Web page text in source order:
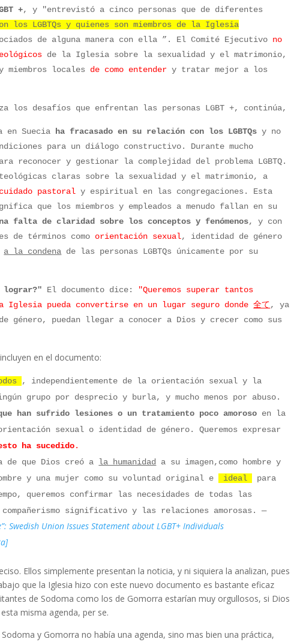
+, y "entrevistó a cinco personas que de diferentes
los LGBTQs y quienes son miembros de la Iglesia
de alguna manera con ella ”. El Comité Ejecutivo no
de la Iglesia sobre la sexualidad y el matrimonio,
locales de como entender y tratar mejor a los
los desafíos que enfrentan las personas LGBT +, continúa,
en Suecia ha fracasado en su relación con los LGBTQs y no
para un diálogo constructivo. Durante mucho
y gestionar la complejidad del problema LGBTQ.
claras sobre la sexualidad y el matrimonio, a
pastoraly espiritual en las congregaciones. Esta
que los miembros y empleados a menudo fallan en su
falta de claridad sobre los conceptos y fenómenos,y con
de términos como orientación sexual, identidad de género
a la condena de las personas LGBTQs únicamente por su
lograr?" El documento dice:
"Queremos superar tantos
Iglesia pueda convertirse en un lugar seguro donde全て, ya
género, puedan llegar a conocer a Dios y crecer como sus
en el documento:
, independientemente de la orientación sexual y la
grupo por desprecio y burla, y mucho menos por abuso.
han sufrido lesiones o un tratamiento poco amoroso en la
sexual o identidad de género. Queremos expresar
ha sucedido.
de que Dios creó a la humanidad
a su imagen,como hombre y
y una mujer como su voluntad original e ideal
para
queremos confirmar las necesidades de todas las
significativo y las relaciones amorosas.—
Swedish Union Issues Statement about LGBT+ Individuals
Ellos simplemente presentan la noticia, y ni siquiera la analizan, pues
que la Iglesia hizo con este nuevo documento es bastante eficaz
de Sodoma como los de Gomorra estarían muy orgullosos, si Dios
misma agenda, per se.
y Gomorra no había una agenda, sino mas bien una práctica,